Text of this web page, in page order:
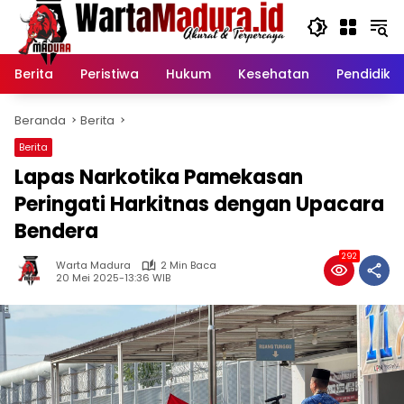
Langsung
konten
Berita
Peristiwa Hukum Kesehatan
Beranda Berita
Berita
Lapas Narkotika Pamekasan
Peringati Harkitnas dengan Upacara
Bendera
Warta Madura
2 Min Baca
20 Mei 2025-13:36 WIB
292